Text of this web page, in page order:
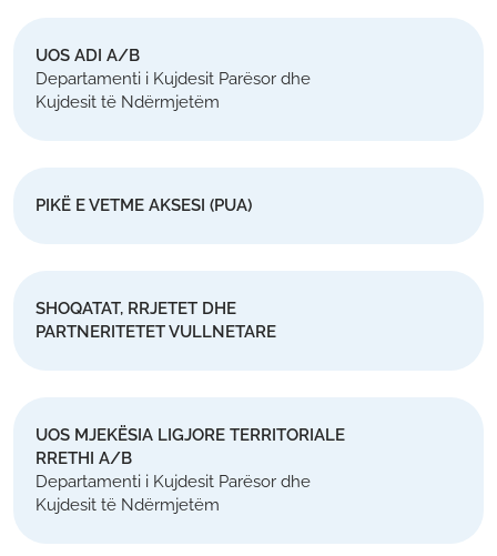
UOS ADI A/B
Departamenti i Kujdesit Parësor dhe
Kujdesit të Ndërmjetëm
PIKË E VETME AKSESI (PUA)
SHOQATAT, RRJETET DHE
PARTNERITETET VULLNETARE
UOS MJEKËSIA LIGJORE TERRITORIALE
RRETHI A/B
Departamenti i Kujdesit Parësor dhe
Kujdesit të Ndërmjetëm